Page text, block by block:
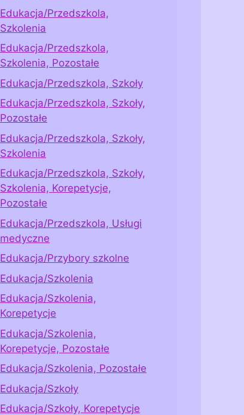
Edukacja/Przedszkola,
Szkolenia
Edukacja/Przedszkola,
Szkolenia, Pozostałe
Edukacja/Przedszkola, Szkoły
Edukacja/Przedszkola, Szkoły,
Pozostałe
Edukacja/Przedszkola, Szkoły,
Szkolenia
Edukacja/Przedszkola, Szkoły,
Szkolenia, Korepetycje,
Pozostałe
Edukacja/Przedszkola, Usługi
medyczne
Edukacja/Przybory szkolne
Edukacja/Szkolenia
Edukacja/Szkolenia,
Korepetycje
Edukacja/Szkolenia,
Korepetycje, Pozostałe
Edukacja/Szkolenia, Pozostałe
Edukacja/Szkoły
Edukacja/Szkoły, Korepetycje